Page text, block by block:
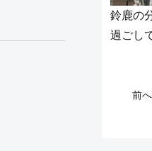
鈴鹿の
過ごし
前へ